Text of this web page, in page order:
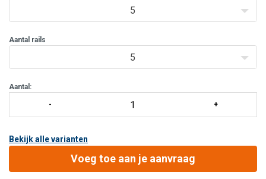
5
Aantal rails
5
Aantal:
Bekijk alle varianten
Voeg toe aan je aanvraag